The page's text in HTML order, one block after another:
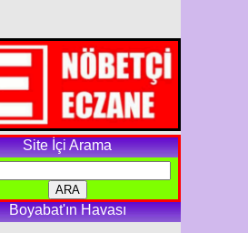
Site İçi Arama
Boyabat'ın Havası